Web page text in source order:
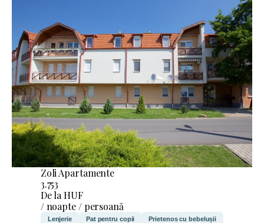
Zoli Apartamente
3.753
De la HUF
/ noapte / persoană
Lenjerie Pat pentru copii Prietenos cu bebelușii